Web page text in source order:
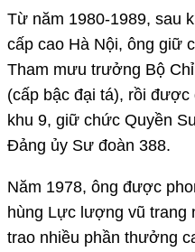
Từ năm 1980-1989, sau
cấp cao Hà Nội, ông giữ
Tham mưu trưởng Bộ
(cấp bậc đại tá), rồi
khu 9, giữ chức Quyền
Đảng ủy Sư đoàn 388.
Năm 1978, ông được
hùng Lực lượng vũ trang
trao nhiều phần thưởng